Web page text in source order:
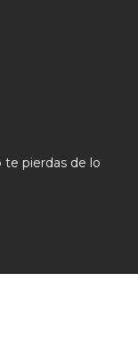
te pierdas de lo